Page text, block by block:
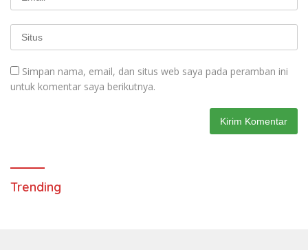
Simpan nama, email, dan situs web saya pada peramban ini
untuk komentar saya berikutnya.
Trending